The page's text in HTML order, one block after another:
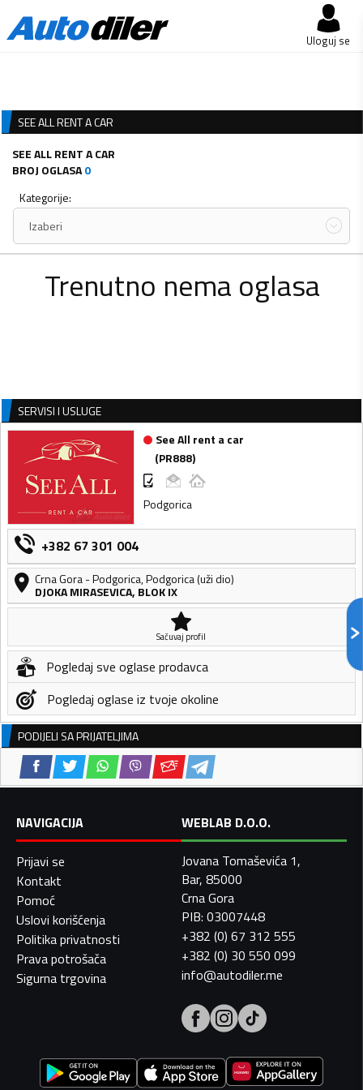
Uloguj se
SEE ALL RENT A CAR
SEE ALL RENT A CAR
BROJ OGLASA0
Kategorije:
Izaberi
Trenutno nema oglasa
SERVISI I USLUGE
See All rent a car
(PR888)
Podgorica
+382 67 301 004
Crna Gora-Podgorica,Podgorica (uži dio)
DJOKA MIRASEVICA, BLOK IX
Sačuvaj profil
Pogledaj sve oglase prodavca
Pogledaj oglase iz tvoje okoline
PODIJELI SA PRIJATELJIMA
NAVIGACIJA
Prijavi se
Kontakt
Pomoć
Uslovi korišćenja
Politika privatnosti
Prava potrošača
Sigurna trgovina
WEBLAB D.O.O.
Jovana Tomaševića 1,
Bar, 85000
Crna Gora
PIB: 03007448
+382 (0) 67 312 555
+382 (0) 30 550 099
info@autodiler.me